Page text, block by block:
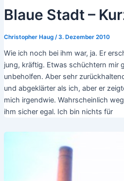
Blaue Stadt –
Christopher Haug /3. Dezember 2010
Wie ich noch bei ihm war, ja. Er
jung, kräftig. Etwas schüchtern mir
unbeholfen. Aber sehr
und abgeklärter als ich, aber er
mich irgendwie. Wahrscheinlich
ihm sicher egal. Ich bin nichts für